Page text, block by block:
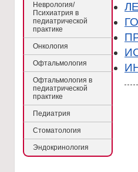
Неврология/
Психиатрия в
педиатрической
практике
Онкология
Офтальмология
Офтальмология в
педиатрической
практике
Педиатрия
Стоматология
Эндокринология